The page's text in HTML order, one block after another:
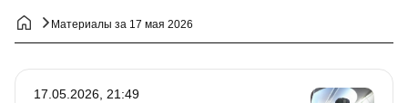
Материалы за 17 мая 2026
17.05.2026, 21:49